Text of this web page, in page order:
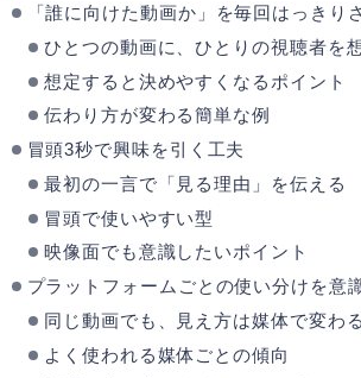
「誰に向けた動画か」を毎回はっきり
ひとつの動画に、ひとりの視聴者を
想定すると決めやすくなるポイント
伝わり方が変わる簡単な例
冒頭3秒で興味を引く工夫
最初の一言で「見る理由」を伝える
冒頭で使いやすい型
映像面でも意識したいポイント
プラットフォームごとの使い分けを意
同じ動画でも、見え方は媒体で変わる
よく使われる媒体ごとの傾向